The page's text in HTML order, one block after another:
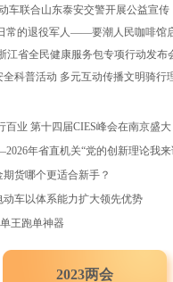
车联合山东泰安交警开展公益宣传
常的退役军人——要潮人民咖啡馆
江省全民健康服务包专项行动发布
科普活动 多元互动传播文明骑行
业 第十四届CIES峰会在南京盛大
年省直机关“党的创新理论我来
货哪个更适合新手？
动车以体系能力扩大领先优势
王跑单神器
2023两会